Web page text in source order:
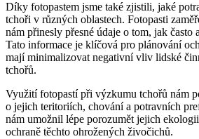
Díky fotopastem jsme také zjistili, jaké
tchoři v různých oblastech. Fotopasti
nám přinesly přesné údaje o tom, jak
Tato informace je klíčová pro plánování
mají minimalizovat negativní vliv lidské
tchořů.
Využití fotopastí při výzkumu tchořů nám
o jejich teritoriích, chování a potravních
nám umožnil lépe porozumět jejich
ochraně těchto ohrožených živočichů.